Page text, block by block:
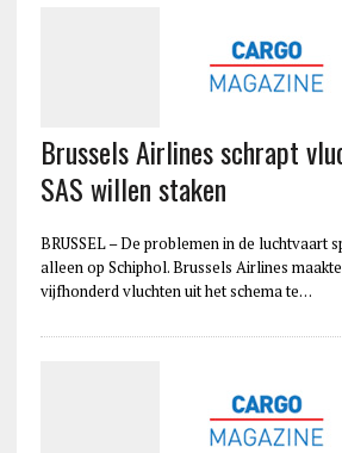
Brussels Airlines schrapt
SAS willen staken
BRUSSEL – De problemen in de luchtvaart
alleen op Schiphol. Brussels Airlines
vijfhonderd vluchten uit het schema te…